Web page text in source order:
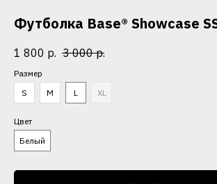
Футболка Base® Showcase
1 800 р. 3 000 р.
Размер
S
M L XL
Цвет
Белый